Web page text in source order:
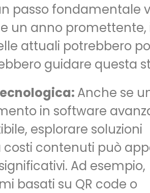
passo fondamentale
un anno promettente,
attuali potrebbero
guidare questa
Anche se
in software
esplorare soluzioni
contenuti può
Ad esempio,
basati su QR code o